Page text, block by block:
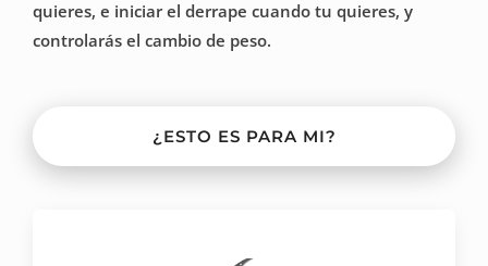
quieres, e iniciar el derrape cuando tu quieres, y
controlarás el cambio de peso.
¿ESTO ES PARA MI?